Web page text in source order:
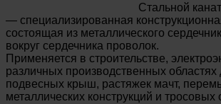
Стальной канат
— специализированная
состоящая из металлического
вокруг сердечника проволок.
Применяется в строительстве,
различных производственных
подвесных крыш, растяжек мачт,
металлических конструкций и тросовых